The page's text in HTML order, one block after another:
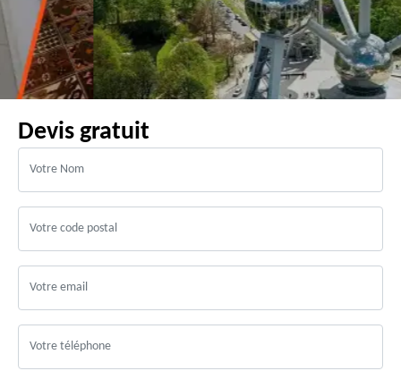
Devis gratuit